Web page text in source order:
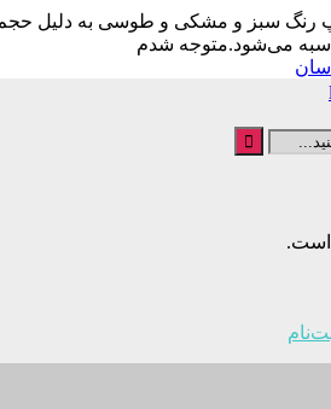
سبز و مشکی و طوسی به دلیل حجم
می‌شود.متوجه شدم
است.